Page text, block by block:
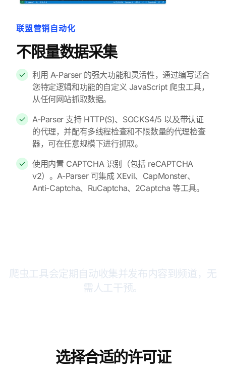
联盟营销自动化
不限量数据采集
利用 A-Parser 的强大功能和灵活性，通过编写适合
您特定逻辑和功能的自定义 JavaScript 爬虫工具，
从任何网站抓取数据。
A-Parser 支持 HTTP(S)、SOCKS4/5 以及带认证
的代理，并配有多线程检查和不限数量的代理检查
器，可在任意规模下进行抓取。
使用内置 CAPTCHA 识别（包括 reCAPTCHA
v2）。A-Parser 可集成 XEvil、CapMonster、
Anti-Captcha、RuCaptcha、2Captcha 等工具。
爬虫工具会定期自动收集并发布内容到频道，无
需人工干预。
选择合适的许可证